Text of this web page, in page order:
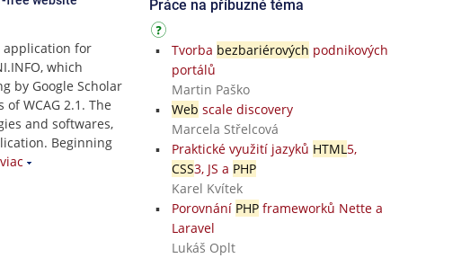
application for
which
by Google Scholar
WCAG 2.1. The
and softwares,
Beginning
Práce na příbuzné téma
Tvorba bezbariérových podnikových
portálů
Martin Paško
Web scale discovery
Marcela Střelcová
Praktické využití jazyků HTML5,
CSS3, JS a PHP
Karel Kvítek
Porovnání PHPframeworků Nette a
Laravel
Lukáš Oplt